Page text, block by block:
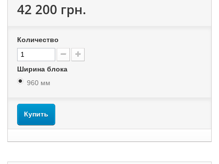
42 200 грн.
Количество
Ширина блока
960 мм
Купить